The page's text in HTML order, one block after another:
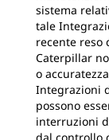
sistema
tale
recente reso
Caterpillar
o
Integrazioni
possono
interruzioni